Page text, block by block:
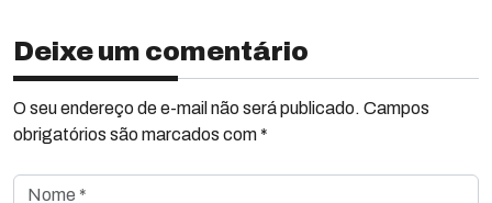
Deixe um comentário
O seu endereço de e-mail não será publicado. Campos
obrigatórios são marcados com *
Nome *